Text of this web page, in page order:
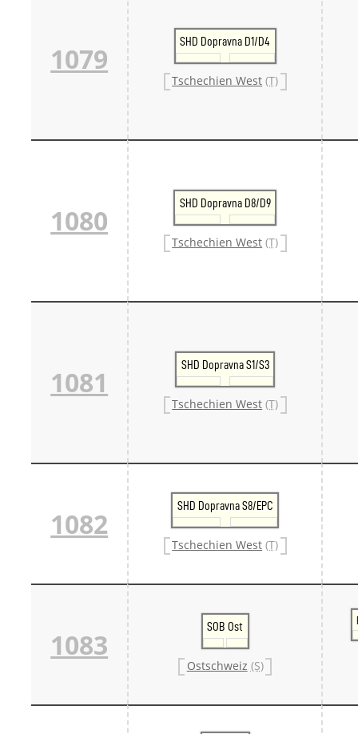
1079
SHD Dopravna D1/D4
Tschechien West (T)
1080
SHD Dopravna D8/D9
Tschechien West (T)
1081
SHD Dopravna S1/S3
Tschechien West (T)
1082
SHD Dopravna S8/EPC
Tschechien West (T)
1083
SOB Ost
Ostschweiz (S)